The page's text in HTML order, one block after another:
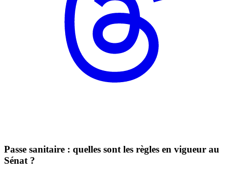
Passe sanitaire : quelles sont les règles en vigueur au
Sénat ?